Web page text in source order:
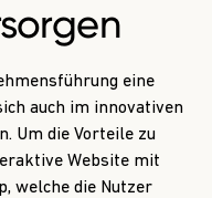
eine
auch im innovativen
Um die Vorteile zu
Website mit
welche die Nutzer